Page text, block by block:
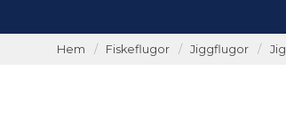
Hem Fiskeflugor Jiggflugor